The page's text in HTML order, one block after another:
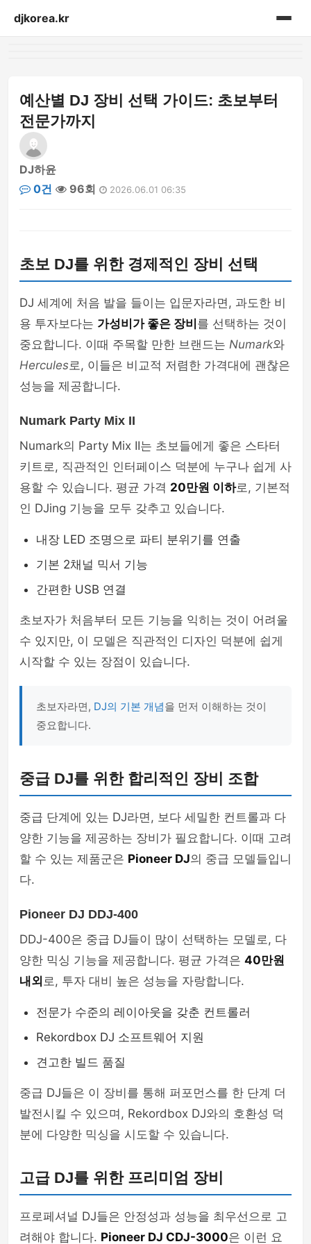
djkorea.kr
예산별 DJ 장비 선택 가이드: 초보부터
전문가까지
DJ하윤
0건
96회 2026.06.01 06:35
초보 DJ를 위한 경제적인 장비 선택
DJ 세계에 처음 발을 들이는 입문자라면, 과도한 비
용 투자보다는 가성비가 좋은 장비 를 선택하는 것이
중요합니다. 이때 주목할 만한 브랜드는 Numark와
Hercules로, 이들은 비교적 저렴한 가격대에 괜찮은
성능을 제공합니다.
Numark Party Mix II
Numark의 Party Mix II는 초보들에게 좋은 스타터
키트로, 직관적인 인터페이스 덕분에 누구나 쉽게 사
용할 수 있습니다. 평균 가격 20만원 이하로, 기본적
인 DJing 기능을 모두 갖추고 있습니다.
내장 LED 조명으로 파티 분위기를 연출
기본 2채널 믹서 기능
간편한 USB 연결
초보자가 처음부터 모든 기능을 익히는 것이 어려울
수 있지만, 이 모델은 직관적인 디자인 덕분에 쉽게
시작할 수 있는 장점이 있습니다.
초보자라면, DJ의 기본 개념을 먼저 이해하는 것이
중요합니다.
중급 DJ를 위한 합리적인 장비 조합
중급 단계에 있는 DJ라면, 보다 세밀한 컨트롤과 다
양한 기능을 제공하는 장비가 필요합니다. 이때 고려
할 수 있는 제품군은 Pioneer DJ의 중급 모델들입니
다.
Pioneer DJ DDJ-400
DDJ-400은 중급 DJ들이 많이 선택하는 모델로, 다
양한 믹싱 기능을 제공합니다. 평균 가격은 40만원
내외 로, 투자 대비 높은 성능을 자랑합니다.
전문가 수준의 레이아웃을 갖춘 컨트롤러
Rekordbox DJ 소프트웨어 지원
견고한 빌드 품질
중급 DJ들은 이 장비를 통해 퍼포먼스를 한 단계 더
발전시킬 수 있으며, Rekordbox DJ와의 호환성 덕
분에 다양한 믹싱을 시도할 수 있습니다.
고급 DJ를 위한 프리미엄 장비
프로페셔널 DJ들은 안정성과 성능을 최우선으로 고
려해야 합니다. Pioneer DJ CDJ-3000은 이런 요